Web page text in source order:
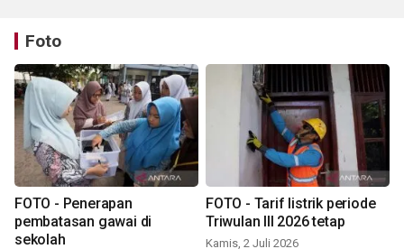
Foto
FOTO - Penerapan
pembatasan gawai di
sekolah
FOTO - Tarif listrik periode
Triwulan III 2026 tetap
Kamis, 2 Juli 2026